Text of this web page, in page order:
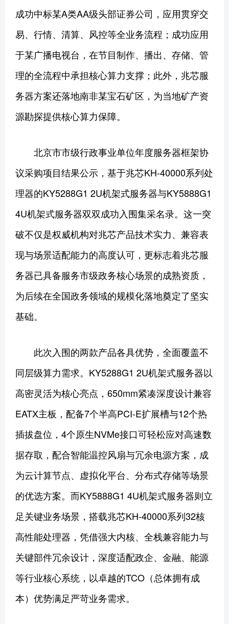
成功中标某A类AA级头部证券公司，应用贯穿交
易、行情、清算、风控等全业务流程；成功应用
于某广播电视台，在节目制作、播出、存储、管
理的全流程中承担核心算力支撑；此外，兆芯服
务器方案还落地南非某宝石矿区，为当地矿产资
源勘探提供核心算力保障。
北京市市级行政事业单位年度服务器框架协
议采购项目结果公示，基于兆芯KH-40000系列处
理器的KY5288G1 2U机架式服务器与KY5888G1
4U机架式服务器双双成功入围集采名录。这一突
破不仅是权威机构对兆芯产品技术实力、兼容表
现与场景适配能力的高度认可，更标志着兆芯服
务器已具备服务市级政务核心场景的成熟资质，
为后续在全国政务领域的规模化落地奠定了坚实
基础。
此次入围的两款产品各具优势，全面覆盖不
同层级算力需求。KY5288G1 2U机架式服务器以
高密灵活为核心亮点，650mm紧凑深度设计兼容
EATX主板，配备7个半高PCI-E扩展槽与12个热
插拔盘位，4个原生NVMe接口可轻松应对高速数
据存取，配合智能温控风扇与冗余电源方案，成
为云计算节点、虚拟化平台、分布式存储等场景
的优选方案。而KY5888G1 4U机架式服务器则立
足关键业务场景，搭载兆芯KH-40000系列32核
高性能处理器，凭借强大内核、全栈兼容能力与
关键部件冗余设计，深度适配政企、金融、能源
等行业核心系统，以卓越的TCO（总体拥有成
本）优势满足严苛业务需求。